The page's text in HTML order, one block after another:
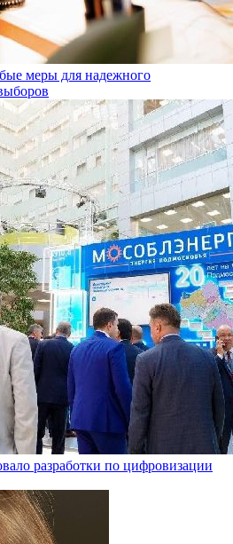
меры для надежного
разработки по цифровизации